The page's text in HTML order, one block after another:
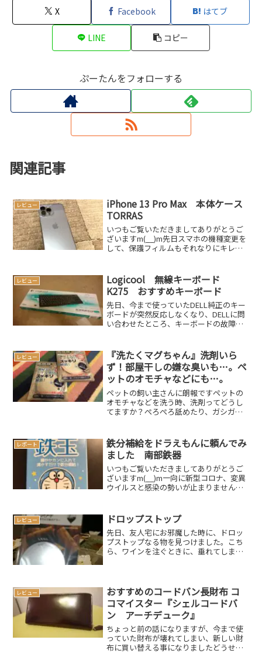
X Facebook はてブ
LINE コピー
ぷーたんをフォローする
関連記事
レビュー
iPhone 13 Pro Max 本体ケース
TORRAS
いつもご覧いただきましてありがとうご
ざいますm(__)m先日スマホの機種変更を
して、保護フィルムもそれなりにキレイ
が、何といっても「iPhone 13 Pro
Max」...
レビュー
Logicool 無線キーボード
K275 おすすめキーボード
先日、今まで使っていたDELL純正のキー
ボードが突然反応しなくなり、DELLに問
い合わせたところ、キーボードの故障と
しましたスポンサードリンク
(adsbygoogle ...
レビュー
『洗たくマグちゃん』洗剤いら
ず！部屋干しの嫌な臭いも…。ペ
ットのオモチャなどにも…。
ペットの飼い主さんに朗報ですペットの
オモチャなどを洗う時、洗剤ってどうし
てますか？ぺろぺろ舐めたり、ガシガシ
ねそんな時、お友達のK氏にいい物を教え
てもらいましたスポンサ...
レポート
鉄分補給をドラえもんに頼んでみ
ました 南部鉄器
いつもご覧いただきましてありがとうご
ざいますm(__)m一向に新型コロナ、変異
ウイルスと感染の勢いが止まりませんね
た妻…大きな自覚症状はないとはいうも
のの、ちょっと心配...
レビュー ドロップストップ
先日、友人宅にお邪魔した時に、ドロッ
プストップなる物を見つけました。こち
ら、ワインを注ぐときに、垂れてしまう
い大変ですよね。ワインラ...
レビュー
おすすめのコードバン長財布 コ
コマイスター『シェルコードバ
ン アーチデューク』
ちょっと前の話になりますが、今まで使
っていた財布が壊れてしまい、新しい財
布に買い替える事になりましたどうせな